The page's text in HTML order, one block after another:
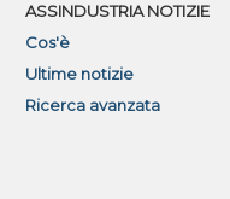
ASSINDUSTRIA NOTIZIE
Cos'è
Ultime notizie
Ricerca avanzata